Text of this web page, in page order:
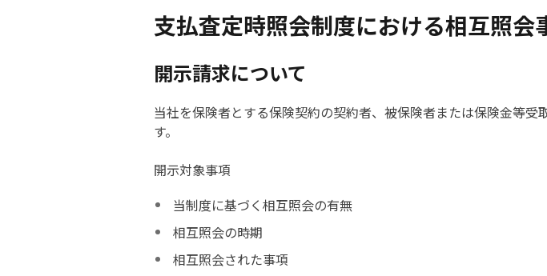
支払査定時照会制度における相互照
開示請求について
当社を保険者とする保険契約の契約者、被保険者または保険金等
す。
開示対象事項
当制度に基づく相互照会の有無
相互照会の時期
相互照会された事項